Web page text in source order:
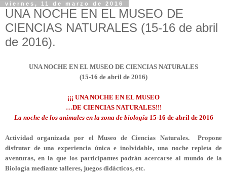
viernes, 11 de marzo de 2016
UNA NOCHE EN EL MUSEO DE
CIENCIAS NATURALES (15-16 de abril
de 2016).
UNA NOCHE EN EL MUSEO DE CIENCIAS NATURALES
(15-16 de abril de 2016)
¡¡¡ UNA NOCHE EN EL MUSEO
…DE CIENCIAS NATURALES!!!
La noche de los animales en la zona de biología15-16 de abril de 2016
Actividad organizada por el Museo de Ciencias Naturales. Propone
disfrutar de una experiencia única e inolvidable, una noche repleta de
aventuras, en la que los participantes podrán acercarse al mundo de la
Biología mediante talleres, juegos didácticos, etc.